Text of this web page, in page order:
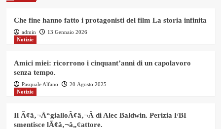
Che fine hanno fatto i protagonisti del film La storia infinita
admin
13 Gennaio 2026
Notizie
Amici miei: ricorrono i cinquant’anni di un capolavoro
senza tempo.
Pasquale Alfano
20 Agosto 2025
Notizie
Il Ã¢â‚¬Å“gialloÃ¢â‚¬Â di Alec Baldwin. Perizia FBI
smentisce lÃ¢â‚¬â„¢attore.